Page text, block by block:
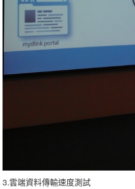
3.雲端資料傳輸速度測試